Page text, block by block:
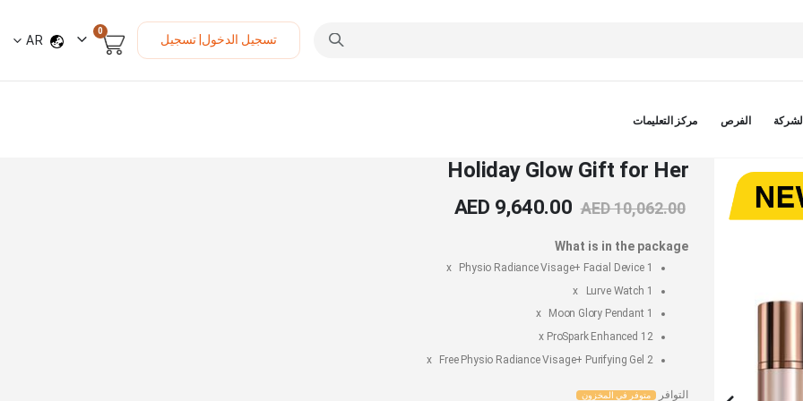
تسجيل الدخول| تسجيل
السلة
0العناصر
لغة
AR
الفرص مركز التعليمات
Holiday Glow Gift for Her
AED 10,062.00
AED 9,640.00
What is in the package
1 x
Physio Radiance Visage+ Facial Device
1 x
Lurve Watch
1 x
Moon Glory Pendant
12 x
ProSpark Enhanced
2 x Free
Physio Radiance Visage+ Purifying Gel
التوافر متوفر في المخزون